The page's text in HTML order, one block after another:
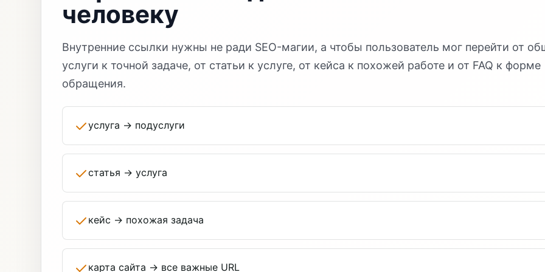
человеку
Внутренние ссылки нужны не ради SEO-магии, а чтобы пользователь мог перейти от
услуги к точной задаче, от статьи к услуге, от кейса к похожей работе и от FAQ к форме
обращения.
услуга -> подуслуги
статья -> услуга
кейс -> похожая задача
карта сайта -> все важные URL